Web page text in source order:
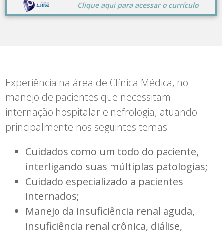
Clique aqui para acessar o currículo
Experiência na área de Clínica Médica, no
manejo de pacientes que necessitam
internação hospitalar e nefrologia; atuando
principalmente nos seguintes temas:
Cuidados como um todo do paciente,
interligando suas múltiplas patologias;
Cuidado especializado a pacientes
internados;
Manejo da insuficiência renal aguda,
insuficiência renal crônica, diálise,